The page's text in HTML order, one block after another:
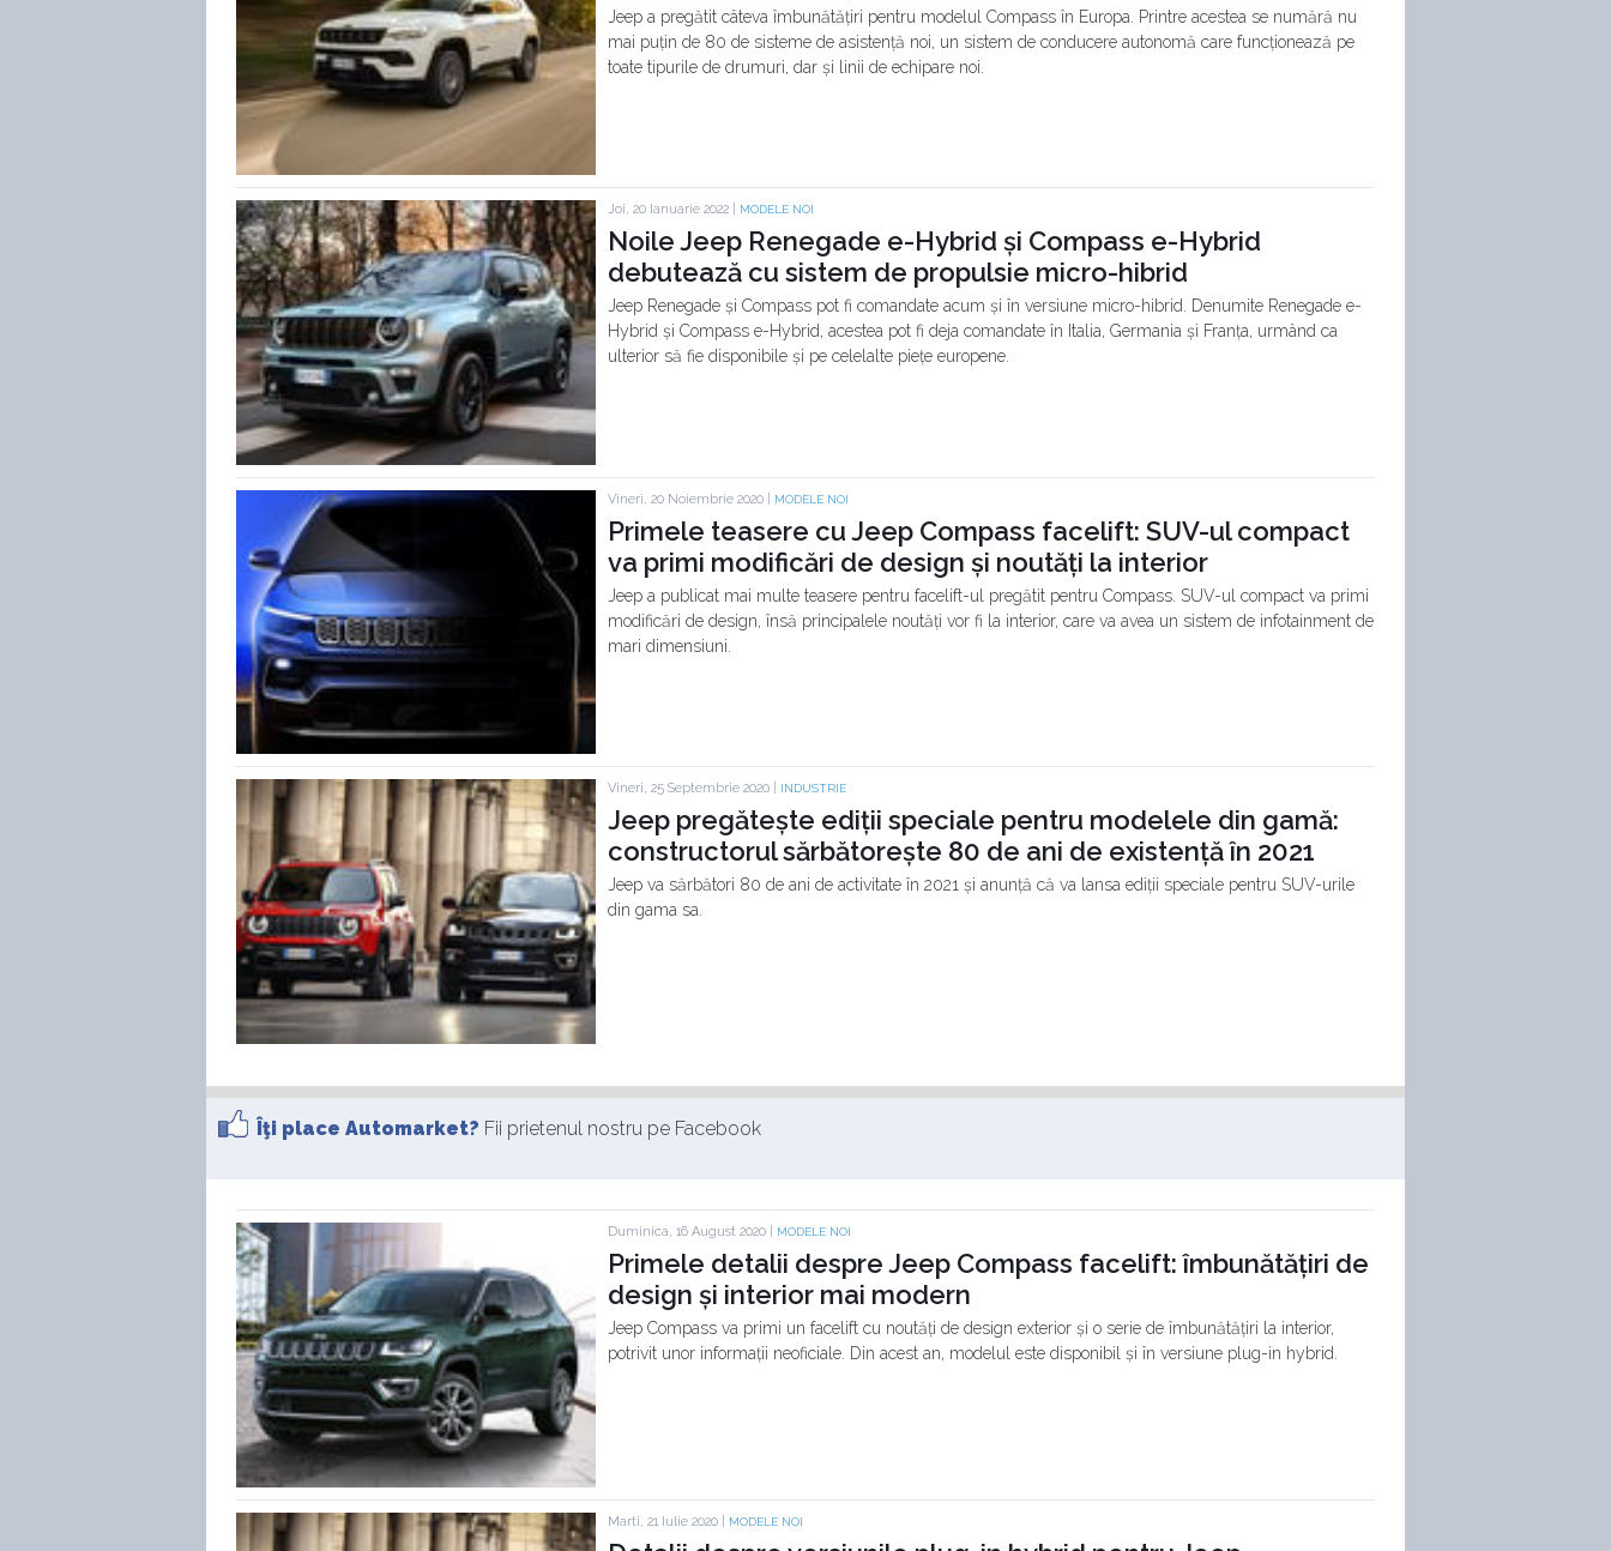
Jeep a pregătit câteva îmbunătățiri pentru modelul Compass în Europa. Printre acestea se numără nu
mai puțin de 80 de sisteme de asistență noi, un sistem de conducere autonomă care funcționează pe
toate tipurile de drumuri, dar și linii de echipare noi.
Joi, 20 Ianuarie 2022 | MODELE NOI
Noile Jeep Renegade e-Hybrid și Compass e-Hybrid
debutează cu sistem de propulsie micro-hibrid
Jeep Renegade și Compass pot fi comandate acum și în versiune micro-hibrid. Denumite Renegade e-
Hybrid și Compass e-Hybrid, acestea pot fi deja comandate în Italia, Germania și Franța, urmând ca
ulterior să fie disponibile și pe celelalte piețe europene.
Vineri, 20 Noiembrie 2020 | MODELE NOI
Primele teasere cu Jeep Compass facelift: SUV-ul compact
va primi modificări de design și noutăți la interior
Jeep a publicat mai multe teasere pentru facelift-ul pregătit pentru Compass. SUV-ul compact va primi
modificări de design, însă principalele noutăți vor fi la interior, care va avea un sistem de infotainment de
mari dimensiuni.
Vineri, 25 Septembrie 2020 | INDUSTRIE
Jeep pregătește ediții speciale pentru modelele din gamă:
constructorul sărbătorește 80 de ani de existență în 2021
Jeep va sărbători 80 de ani de activitate în 2021 și anunță că va lansa ediții speciale pentru SUV-urile
din gama sa.
Îţi place Automarket? Fii prietenul nostru pe Facebook
Duminica, 16 August 2020 | MODELE NOI
Primele detalii despre Jeep Compass facelift: îmbunătățiri de
design și interior mai modern
Jeep Compass va primi un facelift cu noutăți de design exterior și o serie de îmbunătățiri la interior,
potrivit unor informații neoficiale. Din acest an, modelul este disponibil și în versiune plug-in hybrid.
Marti, 21 Iulie 2020 | MODELE NOI